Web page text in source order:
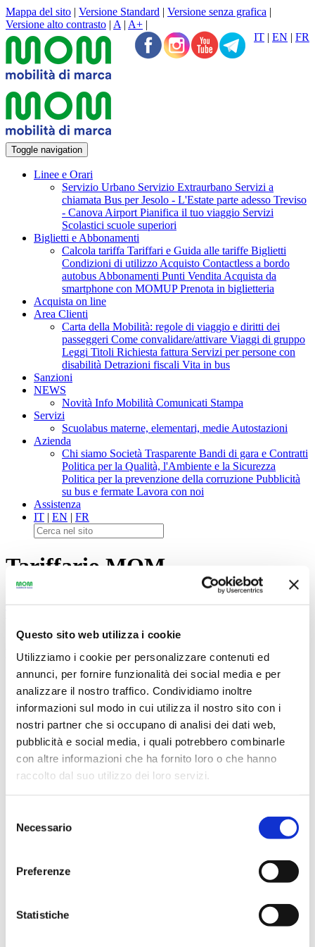
Questo sito web utilizza i cookie
Utilizziamo i cookie per personalizzare contenuti ed
annunci, per fornire funzionalità dei social media e per
analizzare il nostro traffico. Condividiamo inoltre
informazioni sul modo in cui utilizza il nostro sito con i
nostri partner che si occupano di analisi dei dati web,
pubblicità e social media, i quali potrebbero combinarle
con altre informazioni che ha fornito loro o che hanno
raccolto dal suo utilizzo dei loro servizi.
delNecessario
Preferenze
Statistiche
Mappa del sito | Versione Standard | Versione senza grafica |
Versione alto contrasto | A | A+ |
IT | EN | FR
Toggle navigation
Linee e Orari
Servizio Urbano Servizio Extraurbano Servizi a
chiamata Bus per Jesolo - L'Estate parte adesso Treviso
- Canova Airport Pianifica il tuo viaggio Servizi
Scolastici scuole superiori
Biglietti e Abbonamenti
Calcola tariffa Tariffari e Guida alle tariffe Biglietti
Condizioni di utilizzo Acquisto Contactless a bordo
autobus Abbonamenti Punti Vendita Acquista da
smartphone con MOMUPPrenota in biglietteria
Acquista on line
Area Clienti
Carta della Mobilità: regole di viaggio e diritti dei
passeggeri Come convalidare/attivare Viaggi di gruppo
Leggi Titoli Richiesta fattura Servizi per persone con
disabilità Detrazioni fiscali Vita in bus
Sanzioni
NEWS
Novità Info Mobilità Comunicati Stampa
Servizi
Scuolabus materne, elementari, medie Autostazioni
Azienda
Chi siamo Società Trasparente Bandi di gara e Contratti
Politica per la Qualità, l'Ambiente e la Sicurezza
Politica per la prevenzione della corruzione Pubblicità
su bus e fermate Lavora con noi
Assistenza
IT | EN | FR
Tariffario MOM
Biglietti e Abbonamenti
Tariffari e Guida alle tariffe
Tariffario MOM
Guida alle Tariffe
Linea Treviso - Portogruaro
Linea Treviso - Padova
Linea Treviso-Venezia
Biglietti
Biglietto urbano
Biglietto extraurbano
Biglietto digitale
Biglietto bagagli e bicicletta
Condizioni di utilizzo Acquisto Contactless a bordo autobus
Abbonamenti
Fasce deboli